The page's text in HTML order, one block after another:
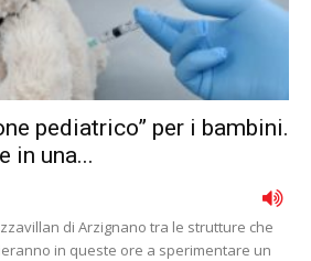
pediatrico” per i bambini.
in una...
di Arzignano tra le strutture che
in queste ore a sperimentare un